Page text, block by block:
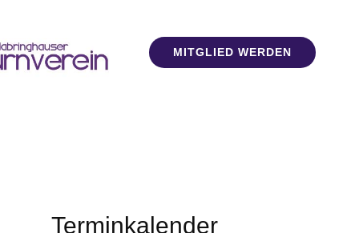
MITGLIED WERDEN
Terminkalender